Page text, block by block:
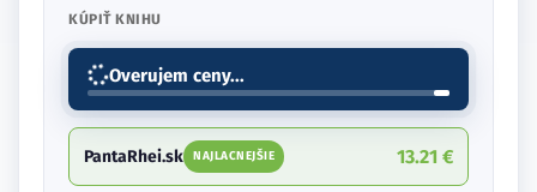
KÚPIŤ KNIHU
Overujem ceny...
PantaRhei.sk NAJLACNEJŠIE 13.21 €